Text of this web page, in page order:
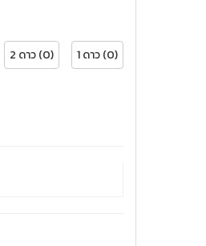
2 ดาว (0) 1 ดาว (0)